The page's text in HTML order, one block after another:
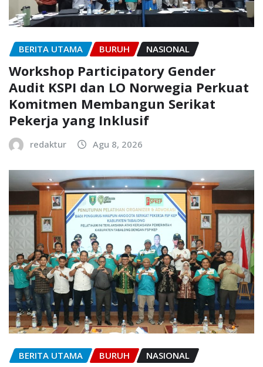
BERITA UTAMA BURUH NASIONAL
Workshop Participatory Gender
Audit KSPI dan LO Norwegia Perkuat
Komitmen Membangun Serikat
Pekerja yang Inklusif
redaktur Agu 8, 2026
BERITA UTAMA BURUH NASIONAL